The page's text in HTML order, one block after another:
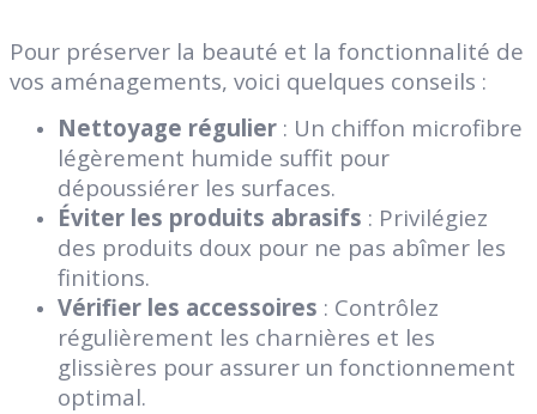
Pour préserver la beauté et la fonctionnalité de
vos aménagements, voici quelques conseils :
Nettoyage régulier : Un chiffon microfibre
légèrement humide suffit pour
dépoussiérer les surfaces.
Éviter les produits abrasifs : Privilégiez
des produits doux pour ne pas abîmer les
finitions.
Vérifier les accessoires : Contrôlez
régulièrement les charnières et les
glissières pour assurer un fonctionnement
optimal.